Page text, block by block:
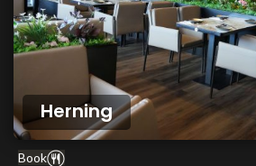
Herning
Book